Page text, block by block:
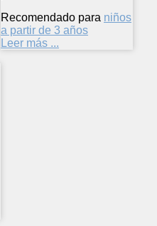
Recomendado para niños
a partir de 3 años
Leer más ...